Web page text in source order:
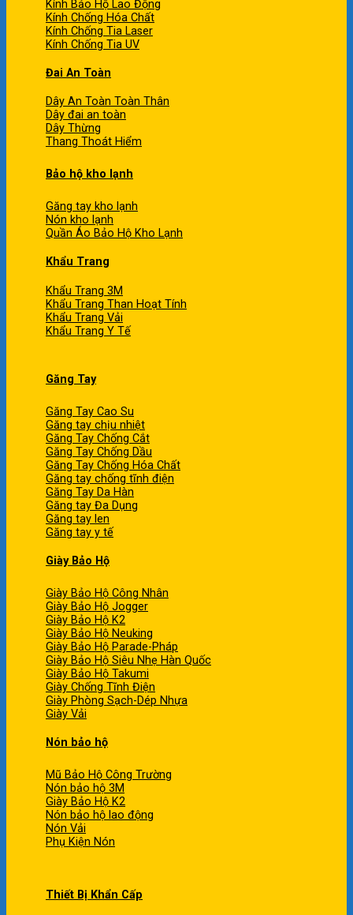
Kính Bảo Hộ Lao Động
Kính Chống Hóa Chất
Kính Chống Tia Laser
Kính Chống Tia UV
Đai An Toàn
Dây An Toàn Toàn Thân
Dây đai an toàn
Dây Thừng
Thang Thoát Hiểm
Bảo hộ kho lạnh
Găng tay kho lạnh
Nón kho lạnh
Quần Áo Bảo Hộ Kho Lạnh
Khẩu Trang
Khẩu Trang 3M
Khẩu Trang Than Hoạt Tính
Khẩu Trang Vải
Khẩu Trang Y Tế
Găng Tay
Găng Tay Cao Su
Găng tay chịu nhiệt
Găng Tay Chống Cắt
Găng Tay Chống Dầu
Găng Tay Chống Hóa Chất
Găng tay chống tĩnh điện
Găng Tay Da Hàn
Găng tay Đa Dụng
Găng tay len
Găng tay y tế
Giày Bảo Hộ
Giày Bảo Hộ Công Nhân
Giày Bảo Hộ Jogger
Giày Bảo Hộ K2
Giày Bảo Hộ Neuking
Giày Bảo Hộ Parade-Pháp
Giày Bảo Hộ Siêu Nhẹ Hàn Quốc
Giày Bảo Hộ Takumi
Giày Chống Tĩnh Điện
Giày Phòng Sạch-Dép Nhựa
Giày Vải
Nón bảo hộ
Mũ Bảo Hộ Công Trường
Nón bảo hộ 3M
Giày Bảo Hộ K2
Nón bảo hộ lao động
Nón Vải
Phụ Kiện Nón
Thiết Bị Khẩn Cấp